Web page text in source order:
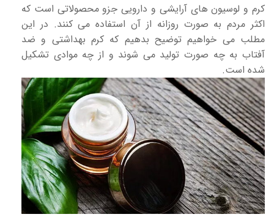
کرم و لوسیون های آرایشی و دارویی جزو محصولاتی است که
اکثر مردم به صورت روزانه از آن استفاده می کنند. در این
مطلب می خواهیم توضیح بدهیم که کرم بهداشتی و ضد
آفتاب به چه صورت تولید می شوند و از چه موادی تشکیل
شده است.